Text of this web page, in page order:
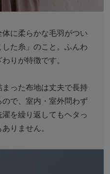
に柔らかな毛羽がつい
た糸」のこと。ふんわ
りが特徴です。
った布地は丈夫で長持
で、室内・室外問わず
を繰り返してもヘタっ
りません。